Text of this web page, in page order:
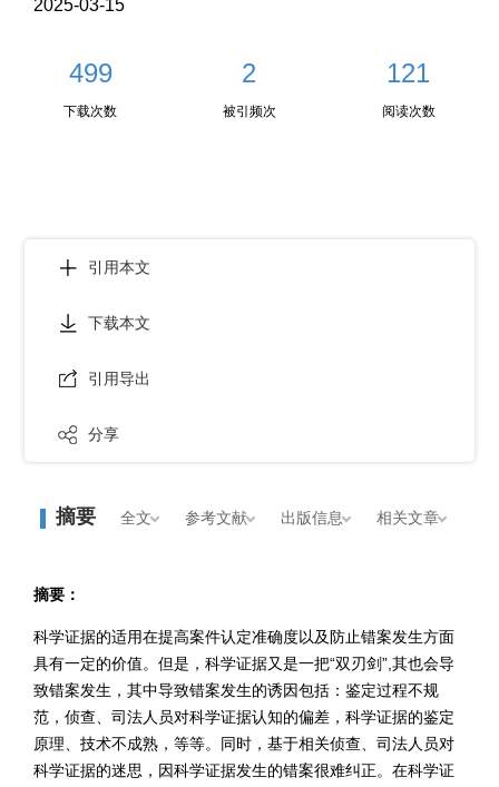
2025-03-15
499 2 121
下载次数 被引频次 阅读次数
引用本文
下载本文
引用导出
分享
摘要 全文 参考文献 出版信息 相关文章
摘要：
科学证据的适用在提高案件认定准确度以及防止错案发生方面
具有一定的价值。但是，科学证据又是一把“双刃剑”,其也会导
致错案发生，其中导致错案发生的诱因包括：鉴定过程不规
范，侦查、司法人员对科学证据认知的偏差，科学证据的鉴定
原理、技术不成熟，等等。同时，基于相关侦查、司法人员对
科学证据的迷思，因科学证据发生的错案很难纠正。在科学证